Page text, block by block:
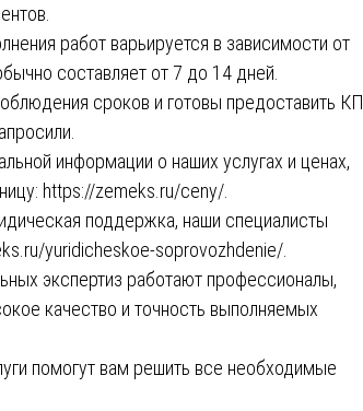
работ варьируется в зависимости от
составляет от 7 до 14 дней.
сроков и готовы предоставить КП
информации о наших услугах и ценах,
https://zemeks.ru/ceny/
поддержка, наши специалисты
yuridicheskoe-soprovozhdenie/
экспертиз работают профессионалы,
качество и точность выполняемых
помогут вам решить все необходимые